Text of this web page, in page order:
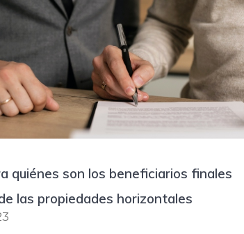
quiénes son los beneficiarios finales
las propiedades horizontales